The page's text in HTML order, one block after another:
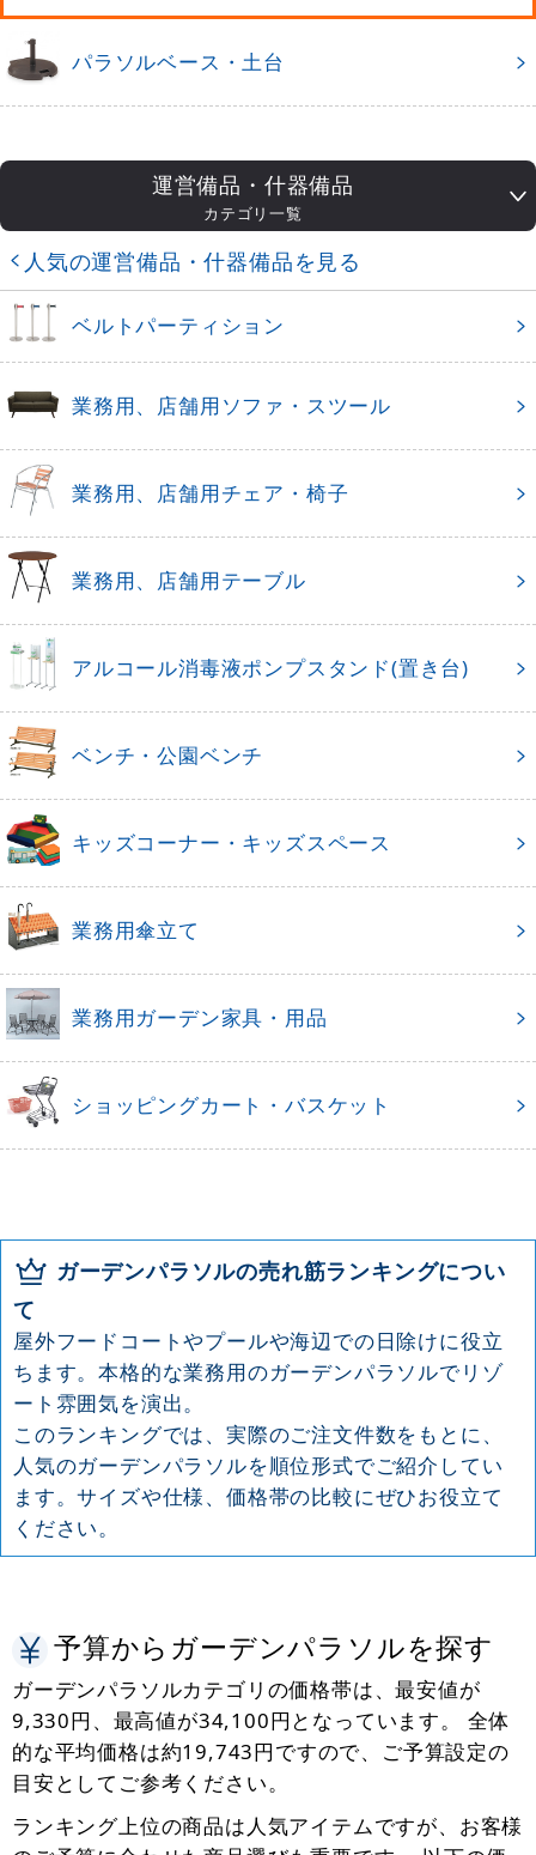
パラソルベース・土台
運営備品・什器備品
カテゴリ一覧
人気の運営備品・什器備品を見る
ベルトパーティション
業務用、店舗用ソファ・スツール
業務用、店舗用チェア・椅子
業務用、店舗用テーブル
アルコール消毒液ポンプスタンド(置き台)
ベンチ・公園ベンチ
キッズコーナー・キッズスペース
業務用傘立て
業務用ガーデン家具・用品
ショッピングカート・バスケット
ガーデンパラソルの売れ筋ランキングについ
て
屋外フードコートやプールや海辺での日除けに役立
ちます。本格的な業務用のガーデンパラソルでリゾ
ート雰囲気を演出。
このランキングでは、実際のご注文件数をもとに、
人気のガーデンパラソルを順位形式でご紹介してい
ます。サイズや仕様、価格帯の比較にぜひお役立て
ください。
予算からガーデンパラソルを探す
ガーデンパラソルカテゴリの価格帯は、最安値が
9,330円、最高値が34,100円となっています。 全体
的な平均価格は約19,743円ですので、ご予算設定の
目安としてご参考ください。
ランキング上位の商品は人気アイテムですが、お客様